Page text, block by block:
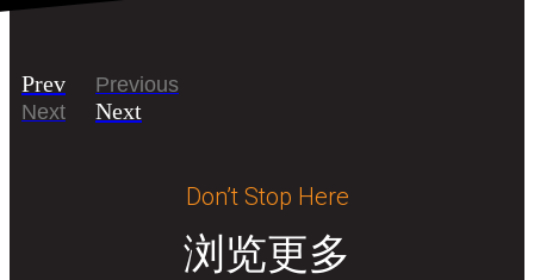
Prev
Previous
Next
Next
Don’t Stop Here
浏览更多